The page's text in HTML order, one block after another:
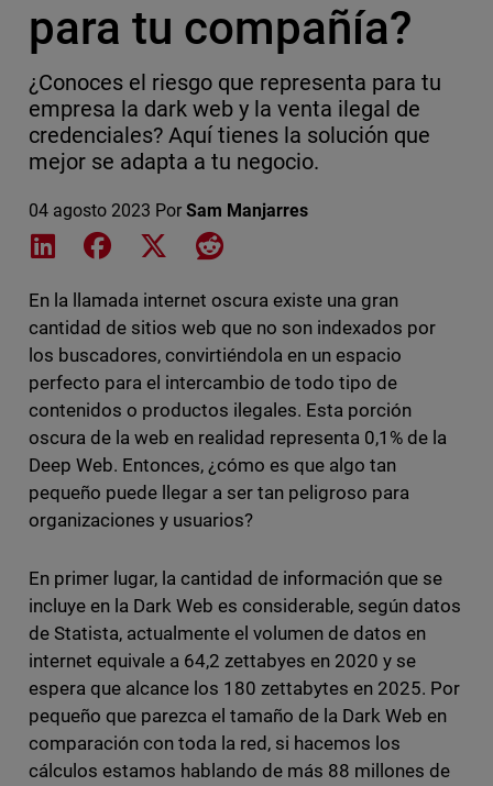
para tu compañía?
¿Conoces el riesgo que representa para tu
empresa la dark web y la venta ilegal de
credenciales? Aquí tienes la solución que
mejor se adapta a tu negocio.
04 agosto 2023 Por Sam Manjarres
Share on LinkedIn
Share on Facebook
Share on XShare on Reddit
En la llamada internet oscura existe una gran
cantidad de sitios web que no son indexados por
los buscadores, convirtiéndola en un espacio
perfecto para el intercambio de todo tipo de
contenidos o productos ilegales. Esta porción
oscura de la web en realidad representa 0,1% de la
Deep Web. Entonces, ¿cómo es que algo tan
pequeño puede llegar a ser tan peligroso para
organizaciones y usuarios?
En primer lugar, la cantidad de información que se
incluye en la Dark Web es considerable, según datos
de Statista, actualmente el volumen de datos en
internet equivale a 64,2 zettabyes en 2020 y se
espera que alcance los 180 zettabytes en 2025. Por
pequeño que parezca el tamaño de la Dark Web en
comparación con toda la red, si hacemos los
cálculos estamos hablando de más 88 millones de